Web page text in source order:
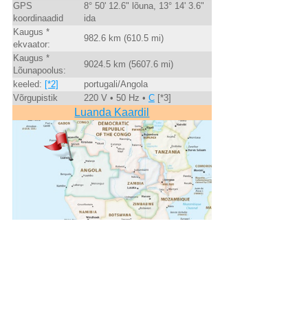
GPS
koordinaadid
8° 50' 12.6" lõuna, 13° 14' 3.6"
ida
Kaugus *
ekvaator:
982.6 km (610.5 mi)
Kaugus *
Lõunapoolus:
9024.5 km (5607.6 mi)
keeled: [*2]
portugali/Angola
Võrgupistik
220 V • 50 Hz • C[*3]
Luanda Kaardil